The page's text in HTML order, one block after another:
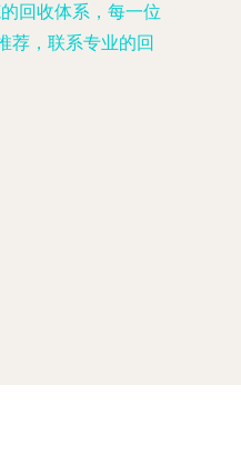
回收体系，每一位
荐，联系专业的回